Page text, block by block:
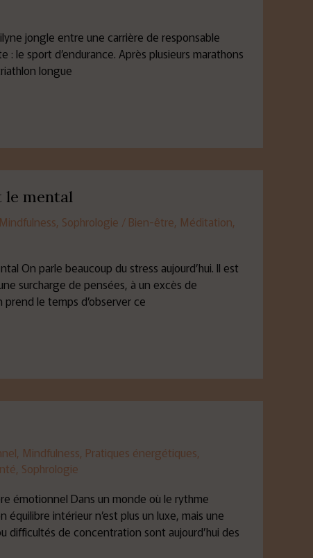
jongle entre une carrière de responsable
le sport d’endurance. Après plusieurs marathons
longue
le mental
Mindfulness, Sophrologie / Bien-être, Méditation,
On parle beaucoup du stress aujourd’hui. Il est
surcharge de pensées, à un excès de
prend le temps d’observer ce
, Mindfulness, Pratiques énergétiques,
, Sophrologie
émotionnel Dans un monde où le rythme
intérieur n’est plus un luxe, mais une
difficultés de concentration sont aujourd’hui des